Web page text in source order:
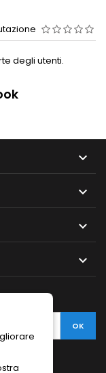
degli utenti.



